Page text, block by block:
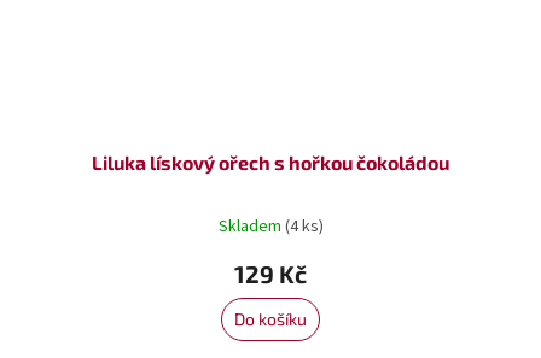
Liluka lískový ořech s hořkou čokoládou
Skladem (4 ks)
129 Kč
Do košíku